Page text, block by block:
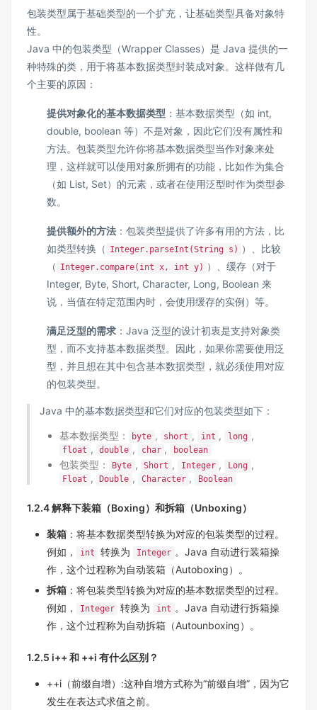
包装类型属于基础类型的一个扩充，让基础类型具备对象特
性。
Java 中的包装类型（Wrapper Classes）是 Java 提供的一
种特殊的类，用于将基本数据类型封装成对象。这样做有几
个主要的原因：
提供对象化的基本数据类型 ：基本数据类型（如 int,
double, boolean 等）不是对象，因此它们没有属性和
方法。包装类型允许你将基本数据类型当作对象来处
理，这样就可以使用对象所拥有的功能，比如作为集合
（如 List, Set）的元素，或者在使用泛型时作为类型参
数。
提供额外的方法 ：包装类型提供了许多有用的方法，比
如类型转换（ Integer.parseInt(String s) ）、比较
（ Integer.compare(int x, int y) ）、缓存（对于
Integer, Byte, Short, Character, Long, Boolean 来
说，当值在特定范围内时，会使用缓存的实例）等。
满足泛型的需求 ：Java 泛型的设计初衷是支持对象类
型，而不支持基本数据类型。因此，如果你需要使用泛
型，并且想在其中包含基本数据类型，就必须使用对应
的包装类型。
Java 中的基本数据类型和它们对应的包装类型如下：
基本数据类型： byte , short , int , long ,
float , double , char , boolean
包装类型： Byte , Short , Integer , Long ,
Float , Double , Character , Boolean
1.2.4 解释下装箱（Boxing）和拆箱（Unboxing）
装箱 ：将基本数据类型转换为对应的包装类型的过程。
例如，
int 转换为 Integer 。Java 自动进行装箱操
作，这个过程称为自动装箱（Autoboxing）。
拆箱 ：将包装类型转换为对应的基本数据类型的过程。
例如，
Integer 转换为 int 。Java 自动进行拆箱操
作，这个过程称为自动拆箱（Autounboxing）。
1.2.5 i++ 和 ++i 有什么区别？
++i（前缀自增）:这种自增方式称为“前缀自增”，因为它
发生在表达式求值之前。